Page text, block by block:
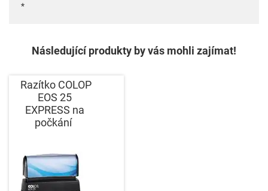
*
Následující produkty by vás mohli zajímat!
Razítko COLOP
EOS 25
EXPRESS na
počkání